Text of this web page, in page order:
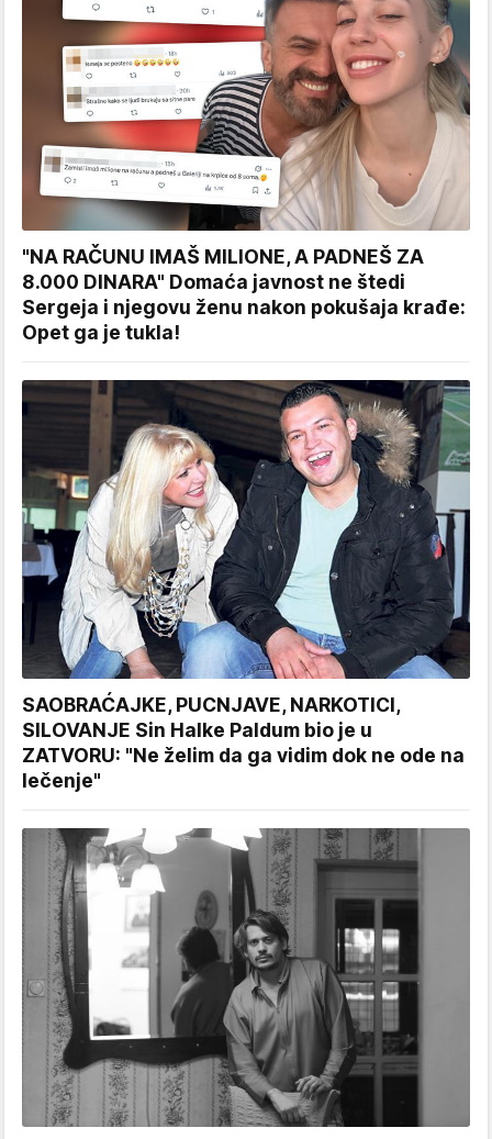
"NA RAČUNU IMAŠ MILIONE, A PADNEŠ ZA
8.000 DINARA" Domaća javnost ne štedi
Sergeja i njegovu ženu nakon pokušaja krađe:
Opet ga je tukla!
SAOBRAĆAJKE, PUCNJAVE, NARKOTICI,
SILOVANJE Sin Halke Paldum bio je u
ZATVORU: "Ne želim da ga vidim dok ne ode na
lečenje"